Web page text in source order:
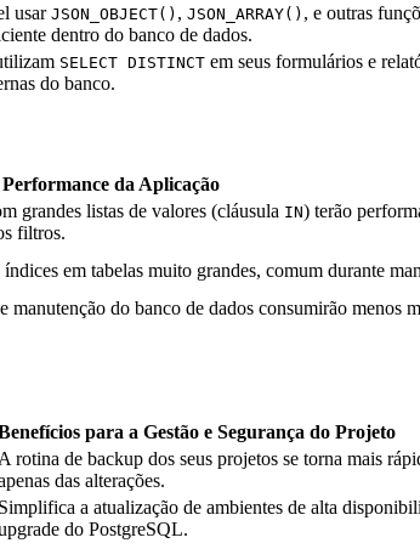
usar JSON_OBJECT() , JSON_ARRAY() , e outras
dentro do banco de dados.
SELECT DISTINCT em seus formulários e
do banco.
da Aplicação
grandes listas de valores (cláusula IN) terão
filtros.
em tabelas muito grandes, comum durante
manutenção do banco de dados consumirão menos
para a Gestão e Segurança do Projeto
A rotina de backup dos seus projetos se torna mais
das alterações.
Simplifica a atualização de ambientes de alta
do PostgreSQL.